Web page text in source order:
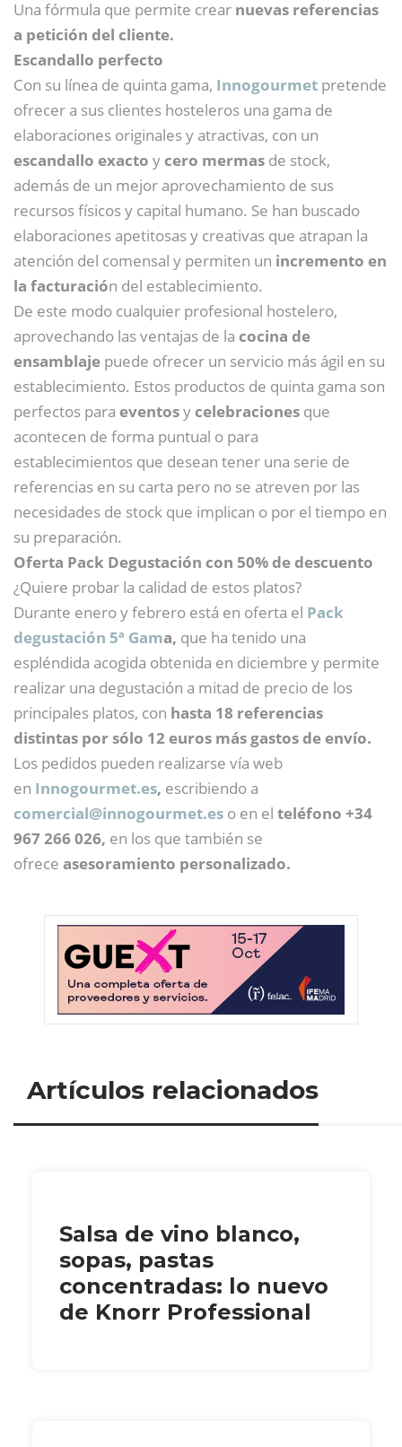
Una fórmula que permite crear nuevas referencias
a petición del cliente.
Escandallo perfecto
Con su línea de quinta gama, Innogourmet pretende
ofrecer a sus clientes hosteleros una gama de
elaboraciones originales y atractivas, con un
escandallo exacto ycero mermas de stock,
además de un mejor aprovechamiento de sus
recursos físicos y capital humano. Se han buscado
elaboraciones apetitosas y creativas que atrapan la
atención del comensal y permiten un incremento en
la facturación del establecimiento.
De este modo cualquier profesional hostelero,
aprovechando las ventajas de la cocina de
ensamblaje puede ofrecer un servicio más ágil en su
establecimiento. Estos productos de quinta gama son
perfectos para eventosycelebraciones que
acontecen de forma puntual o para
establecimientos que desean tener una serie de
referencias en su carta pero no se atreven por las
necesidades de stock que implican o por el tiempo en
su preparación.
Oferta Pack Degustación con 50% de descuento
¿Quiere probar la calidad de estos platos?
Durante enero y febrero está en oferta el Pack
degustación 5ª Gama, que ha tenido una
espléndida acogida obtenida en diciembre y permite
realizar una degustación a mitad de precio de los
principales platos, con hasta 18 referencias
distintas por sólo 12 euros más gastos de envío.
Los pedidos pueden realizarse vía web
en Innogourmet.es, escribiendo a
comercial@innogourmet.es o en el teléfono +34
967 266 026, en los que también se
ofrece asesoramiento personalizado.
Artículos relacionados
Salsa de vino blanco,
sopas, pastas
concentradas: lo nuevo
de Knorr Professional